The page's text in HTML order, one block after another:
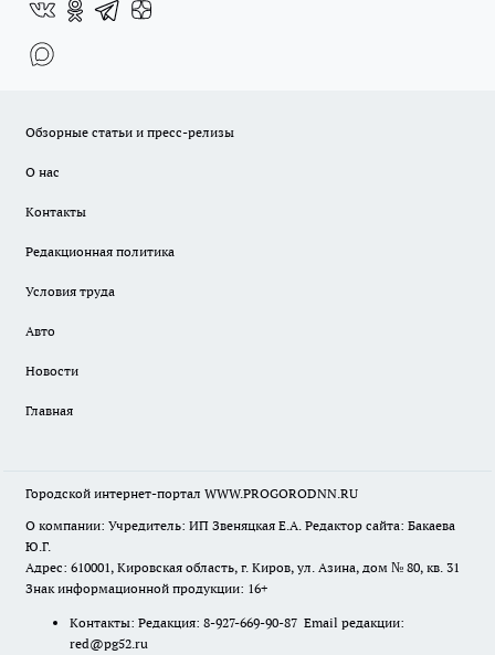
Обзорные статьи и пресс-релизы
О нас
Контакты
Редакционная политика
Условия труда
Авто
Новости
Главная
Городской интернет-портал WWW.PROGORODNN.RU
О компании: Учредитель: ИП Звеняцкая Е.А. Редактор сайта: Бакаева
Ю.Г.
Адрес: 610001, Кировская область, г. Киров, ул. Азина, дом № 80, кв. 31
Знак информационной продукции: 16+
Контакты: Редакция: 8-927-669-90-87 Email редакции:
red@pg52.ru